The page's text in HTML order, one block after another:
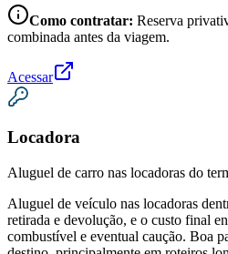
Como contratar: Reserva
combinada antes da viagem.
Acessar
Locadora
Aluguel de carro nas locadoras do
Aluguel de veículo nas locadoras
retirada e devolução, e o custo final
combustível e eventual caução. Boa